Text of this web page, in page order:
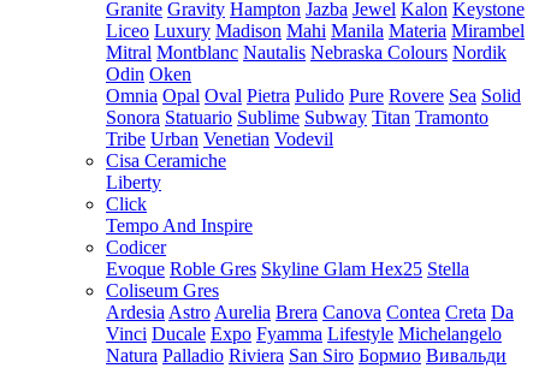
Granite Gravity Hampton Jazba Jewel Kalon Keystone
Liceo Luxury Madison Mahi Manila Materia Mirambel
Mitral Montblanc Nautalis Nebraska Colours Nordik
Odin Oken
Omnia Opal Oval Pietra Pulido Pure Rovere Sea Solid
Sonora Statuario Sublime Subway Titan Tramonto
Tribe Urban Venetian Vodevil
Cisa Ceramiche
Liberty
Click
Tempo And Inspire
Codicer
Evoque Roble Gres Skyline Glam Hex25 Stella
Coliseum Gres
Ardesia Astro Aurelia Brera Canova Contea Creta Da
Vinci Ducale Expo Fyamma Lifestyle Michelangelo
Natura Palladio Riviera San Siro Бормио Вивальди